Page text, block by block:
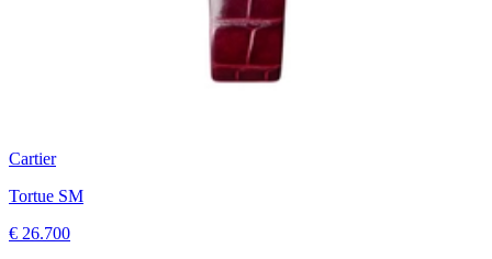
Cartier
Tortue SM
€ 26.700